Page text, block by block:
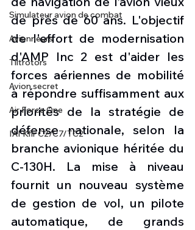
Simulateur avion de combat
Avionneurs
Tiltrotors
Avion secret
Air Force One
IAI Kfir C2/C7/TC2
de près de 60 ans. L'objectif
de l'effort de modernisation
d'AMP Inc 2 est d'aider les
forces aériennes de mobilité
à répondre suffisamment aux
priorités de la stratégie de
défense nationale, selon la
branche avionique héritée du
C-130H. La mise à niveau
fournit un nouveau système
de gestion de vol, un pilote
automatique, de grands